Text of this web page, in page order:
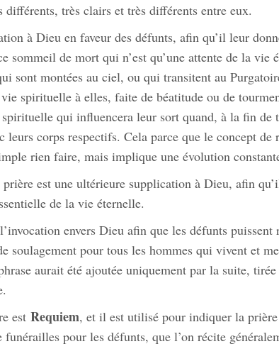
très clairs et très différents entre eux.
à Dieu en faveur des défunts, afin qu’il leur
sommeil de mort qui n’est qu’une attente de la vie
sont montées au ciel, ou qui transitent au
spirituelle à elles, faite de béatitude ou de
qui influencera leur sort quand, à la fin de
leurs corps respectifs. Cela parce que le concept de
rien faire, mais implique une évolution
prière est une ultérieure supplication à Dieu, afin
de la vie éternelle.
envers Dieu afin que les défunts puissent
soulagement pour tous les hommes qui vivent et
aurait été ajoutée uniquement par la suite,
est Requiem, et il est utilisé pour indiquer la
pour les défunts, que l’on récite